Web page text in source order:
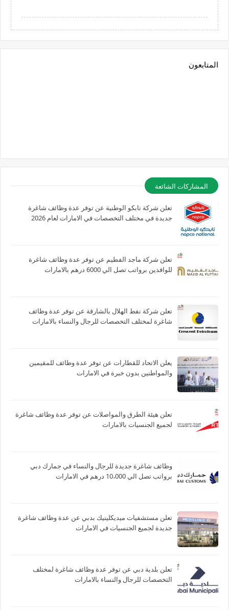
المتابعون
المشاركات الشائعة
تعلن شركة نابكو الوطنية عن توفر عدة وظائف شاغرة
جديدة في مختلف التخصصات في الامارات لعام 2026
تعلن شركة ماجد الفطيم عن توفر عدة وظائف شاغرة
للوافدين برواتب تصل الي 6000 درهم بالامارات
تعلن شركة نفط الهلال بالشارقة عن توفر عدة وظائف
شاغرة لمختلف التخصصات للرجال والنساء بالامارات
يعلن الاتحاد للقطارات عن توفر عدة وظائف للمقيمين
والمواطنين بدون خبرة في الامارات
تعلن هيئة الطرق والمواصلات عن توفر عدة وظائف شاغرة
لجميع الجنسيات بالامارات
وظائف شاغرة جديدة للرجال والنساء في جمارك دبي
برواتب تصل الي 10،000 درهم في الامارات
تعلن مستشفيات ميديكلينيك بدبي عن عدة وظائف شاغرة
جديدة لجميع الجنسيات في الامارات
تعلن بلدية دبي عن توفر عدة وظائف شاغرة لمختلف
التخصصات للرجال والنساء بالامارات